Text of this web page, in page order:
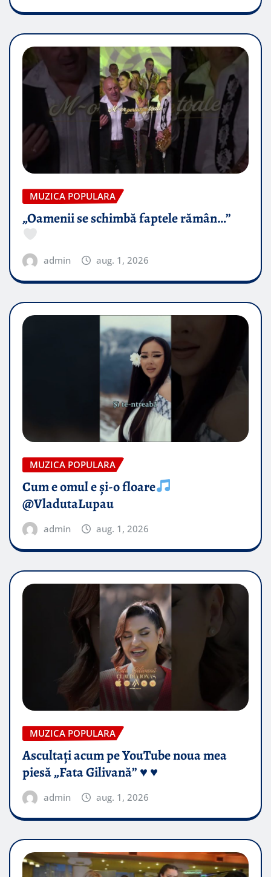
MUZICA POPULARA
„Oamenii se schimbă faptele rămân…”
admin aug. 1, 2026
MUZICA POPULARA
Cum e omul e și-o floare
@VladutaLupau
admin aug. 1, 2026
MUZICA POPULARA
Ascultați acum pe YouTube noua mea
piesă „Fata Gilivană” ♥️ ♥️
admin aug. 1, 2026